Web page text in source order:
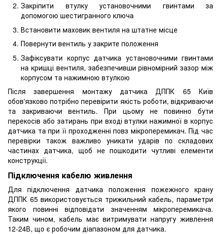
Закріпити втулку установочними гвинтами за
допомогою шестигранного ключа
Встановити маховик вентиля на штатне місце
Повернути вентиль у закрите положення
Зафіксувати корпус датчика установочними гвинтами
на кришці вентиля, забезпечивши рівномірний зазор між
корпусом та нажимною втулкою
Після завершення монтажу датчика ДППК 65 Київ
обов'язково потрібно перевірити якість роботи, відкриваючи
та закриваючи вентиль. При цьому не повинно бути
перекосів або затирань при вході втулки нажимної в корпус
датчика та при її проходженні повз мікроперемикач. Під час
перевірки також важливо уникати ударів по складових
частинах датчика, щоб не пошкодити чутливі елементи
конструкції.
Підключення кабелю живлення
Для підключення датчика положення пожежного крану
ДППК 65 використовується трижильний кабель, параметри
якого повинні відповідати значенням мікроперемикача.
Таким чином, кабель має витримувати напругу живлення
12-24В, що є робочим діапазоном для датчика.